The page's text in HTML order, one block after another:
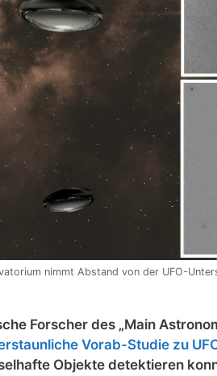
nimmt Abstand von der UFO-
Forscher des „Main
Vorab-Studie zu
Objekte detektieren